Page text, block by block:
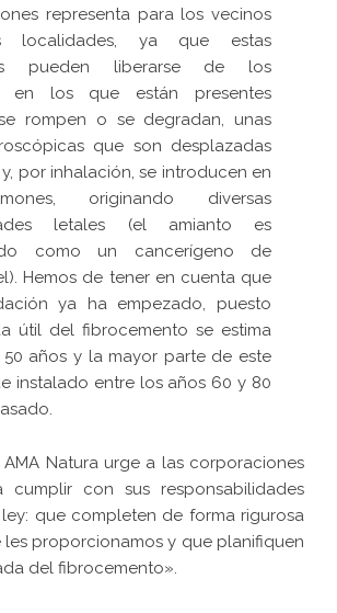
representa para los vecinos
localidades, ya que estas
pueden liberarse de los
en los que están presentes
rompen o se degradan, unas
que son desplazadas
por inhalación, se introducen en
originando diversas
letales (el amianto es
como un cancerígeno de
Hemos de tener en cuenta que
ya ha empezado, puesto
útil del fibrocemento se estima
50 años y la mayor parte de este
instalado entre los años 60 y 80
AMA Natura urge a las corporaciones
cumplir con sus responsabilidades
que completen de forma rigurosa
les proporcionamos y que planifiquen
del fibrocemento».